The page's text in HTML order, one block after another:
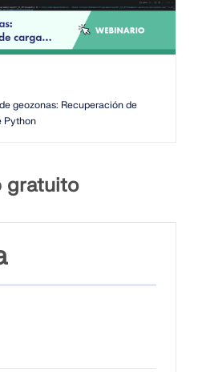
de viento digital
y la automatización
TÉCNICO
niveles.
geozonas: Recuperación de
Python
gratuito